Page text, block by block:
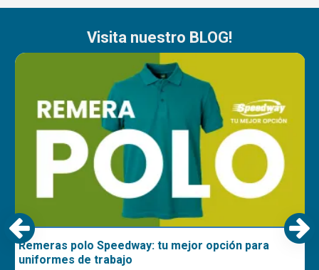
Visita nuestro BLOG!
Remeras polo Speedway: tu mejor opción para
uniformes de trabajo